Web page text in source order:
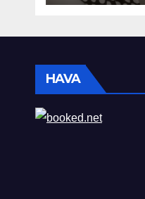
HAVA